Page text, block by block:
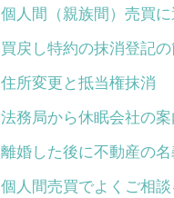
個人間（親族間）売買
買戻し特約の抹消登記
住所変更と抵当権抹消
法務局から休眠会社の
離婚した後に不動産の
個人間売買でよくご相